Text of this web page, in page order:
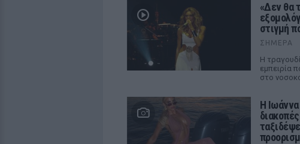
«Δεν θα
στιγμή
ΣΉΜΕΡΑ
Η
εμπειρία
στο
Η